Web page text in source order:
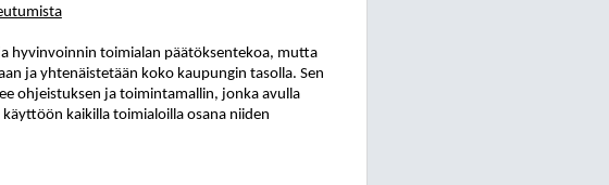
hyvinvoinnin toimialan päätöksentekoa, mutta
ja yhtenäistetään koko kaupungin tasolla. Sen
ohjeistuksen ja toimintamallin, jonka avulla
kaikilla toimialoilla osana niiden